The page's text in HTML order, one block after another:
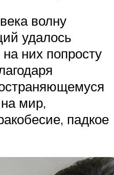
волну
удалось
них попросту
мир,
падкое